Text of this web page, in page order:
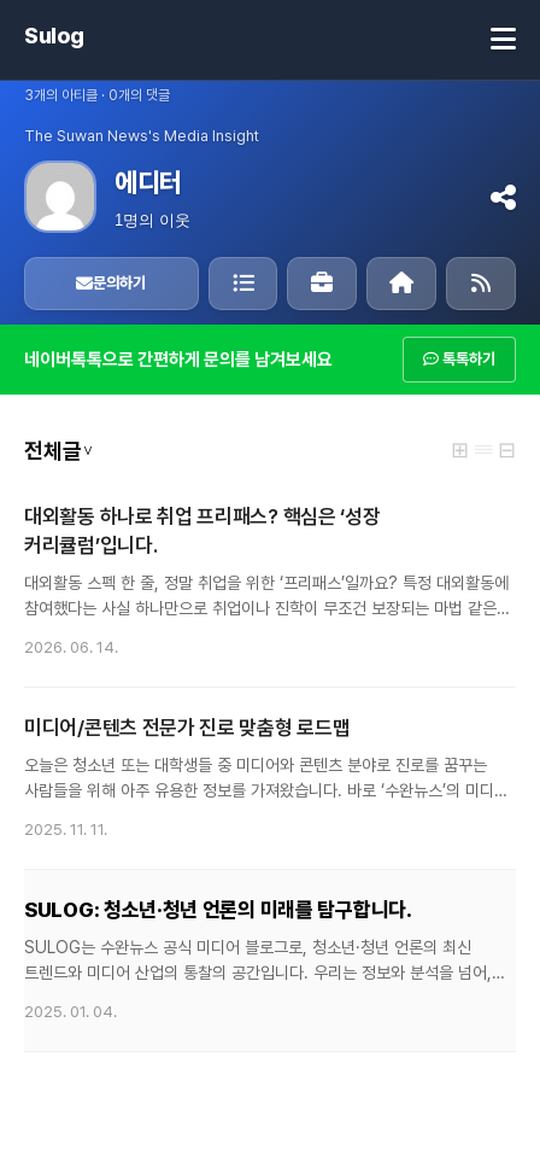
Sulog
전체글 ∨ ⊞ 𝄘 ⊟
대외활동 하나로 취업 프리패스? 핵심은 ‘성장
커리큘럼’입니다.
대외활동 스펙 한 줄, 정말 취업을 위한 ‘프리패스’일까요? 특정 대외활동에
참여했다는 사실 하나만으로 취업이나 진학이 무조건 보장되는 마법 같은
2026. 06. 14.
미디어/콘텐츠 전문가 진로 맞춤형 로드맵
오늘은 청소년 또는 대학생들 중 미디어와 콘텐츠 분야로 진로를 꿈꾸는
사람들을 위해 아주 유용한 정보를 가져왔습니다. 바로 ‘수완뉴스’의 미디어/
2025. 11. 11.
SULOG: 청소년·청년 언론의 미래를 탐구합니다.
SULOG는 수완뉴스 공식 미디어 블로그로, 청소년·청년 언론의 최신
트렌드와 미디어 산업의 통찰의 공간입니다. 우리는 정보와 분석을 넘어,
2025. 01. 04.
3개의 아티클 · 0개의 댓글
The Suwan News's Media Insight
에디터
1명의 이웃
문의하기
네이버톡톡으로 간편하게 문의를 남겨보세요 톡톡하기